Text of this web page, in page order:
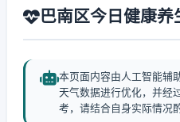
巴南区今日健康
本页面内容由人工智能辅
天气数据进行优化，并经
考，请结合自身实际情况